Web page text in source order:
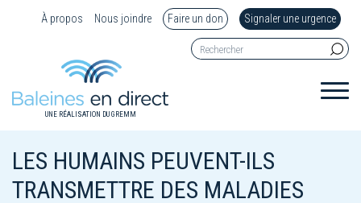
À propos Nous joindre Faire un don Signaler une urgence
UNE RÉALISATION DU GREMM
LES HUMAINS PEUVENT-ILS
TRANSMETTRE DES MALADIES